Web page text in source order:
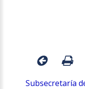
Subsecretaría